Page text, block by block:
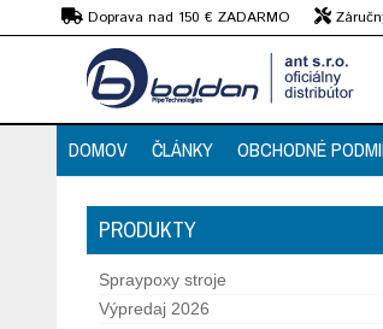
Doprava nad 150 € ZADARMO
strojov
DOMOV ČLÁNKY OBCHODNÉ
PRODUKTY
Spraypoxy stroje
Výpredaj 2026